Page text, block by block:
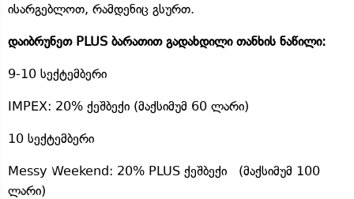
ისარგებლოთ, რამდენიც გსურთ.
დაიბრუნეთ PLUS ბარათით გადახდილი თანხის ნაწილი:
9-10 სექტემბერი
IMPEX: 20% ქეშბექი (მაქსიმუმ 60 ლარი)
10 სექტემბერი
Messy Weekend: 20% PLUS ქეშბექი (მაქსიმუმ 100
ლარი)